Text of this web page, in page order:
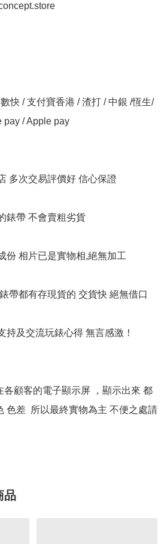
快 / 支付寶香港 / 渣打 / 中銀 /恆生/
pay / Apple pay
多次交易評價好 信心保證
錶帶 不會賣粗劣貨
份 相片已是實物相,絕無加工
帶都有存現貨的 交貨快 絕無借口
持及交流玩錶心得 無言感激！
各顧客的電子顯示屏 ，顯示出來 都
色差  所以最終實物為主 不便之處請
品